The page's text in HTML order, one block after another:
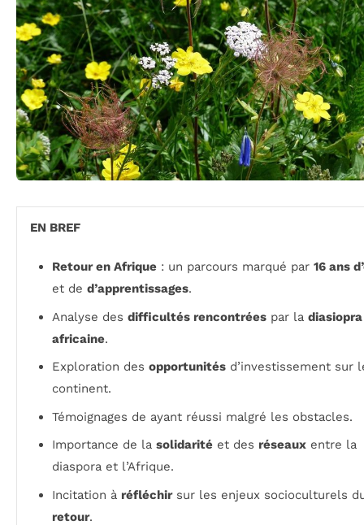
EN BREF
Retour en Afrique : un parcours marqué par 16 ans
et de d’apprentissages.
Analyse des difficultés rencontrées par la diasiopra
africaine.
Exploration des opportunités d’investissement sur
continent.
Témoignages de ayant réussi malgré les obstacles.
Importance de la solidarité et des réseaux entre la
diaspora et l’Afrique.
Incitation à réfléchirsur les enjeux socioculturels
retour.